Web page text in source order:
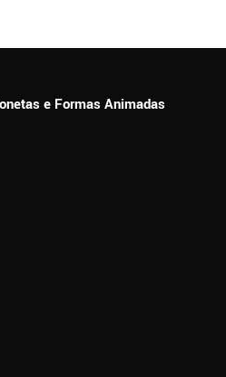
e Formas Animadas